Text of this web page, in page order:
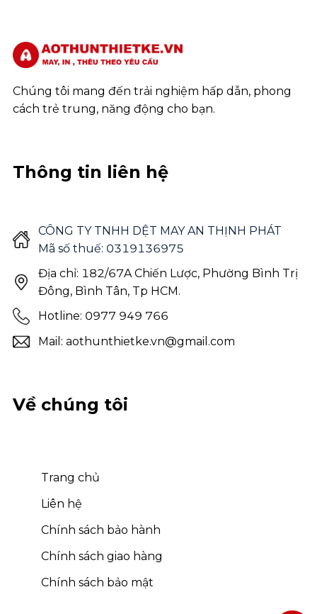
Chúng tôi mang đến trải nghiệm hấp dẫn, phong
cách trẻ trung, năng động cho bạn.
Về chúng tôi
Trang chủ
Liên hệ
Chính sách bảo hành
Chính sách giao hàng
Chính sách bảo mật
Thông tin liên hệ
Hotline: 0977 949 766
Mail: aothunthietke.vn@gmail.com
Địa chỉ: 182/67A Chiến Lược, Phường Bình Trị
Đông, Bình Tân, Tp HCM.
CÔNG TY TNHH DỆT MAY AN THỊNH PHÁT
Mã số thuế: 0319136975